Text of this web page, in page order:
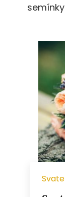
semínky